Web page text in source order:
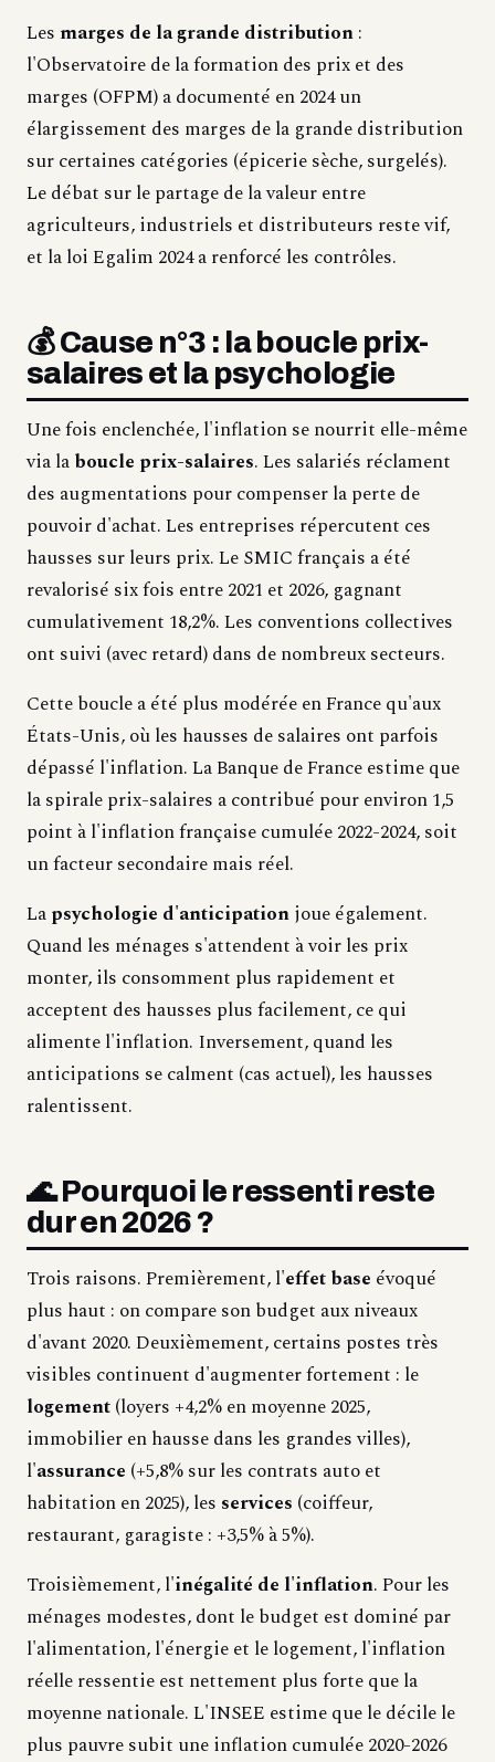
Les marges de la grande distribution:
l'Observatoire de la formation des prix et des
marges (OFPM) a documenté en 2024 un
élargissement des marges de la grande distribution
sur certaines catégories (épicerie sèche, surgelés).
Le débat sur le partage de la valeur entre
agriculteurs, industriels et distributeurs reste vif,
et la loi Egalim 2024 a renforcé les contrôles.
💰 Cause n°3 : la boucle prix-
salaires et la psychologie
Une fois enclenchée, l'inflation se nourrit elle-même
via laboucle prix-salaires. Les salariés réclament
des augmentations pour compenser la perte de
pouvoir d'achat. Les entreprises répercutent ces
hausses sur leurs prix. Le SMIC français a été
revalorisé six fois entre 2021 et 2026, gagnant
cumulativement 18,2%. Les conventions collectives
ont suivi (avec retard) dans de nombreux secteurs.
Cette boucle a été plus modérée en France qu'aux
États-Unis, où les hausses de salaires ont parfois
dépassé l'inflation. La Banque de France estime que
la spirale prix-salaires a contribué pour environ 1,5
point à l'inflation française cumulée 2022-2024, soit
un facteur secondaire mais réel.
Lapsychologie d'anticipationjoue également.
Quand les ménages s'attendent à voir les prix
monter, ils consomment plus rapidement et
acceptent des hausses plus facilement, ce qui
alimente l'inflation. Inversement, quand les
anticipations se calment (cas actuel), les hausses
ralentissent.
🌊 Pourquoi le ressenti reste
dur en 2026 ?
Trois raisons. Premièrement, l'effet base évoqué
plus haut : on compare son budget aux niveaux
d'avant 2020. Deuxièmement, certains postes très
visibles continuent d'augmenter fortement : le
logement(loyers +4,2% en moyenne 2025,
immobilier en hausse dans les grandes villes),
l'assurance (+5,8% sur les contrats auto et
habitation en 2025), les services (coiffeur,
restaurant, garagiste : +3,5% à 5%).
Troisièmement, l'inégalité de l'inflation. Pour les
ménages modestes, dont le budget est dominé par
l'alimentation, l'énergie et le logement, l'inflation
réelle ressentie est nettement plus forte que la
moyenne nationale. L'INSEE estime que le décile le
plus pauvre subit une inflation cumulée 2020-2026